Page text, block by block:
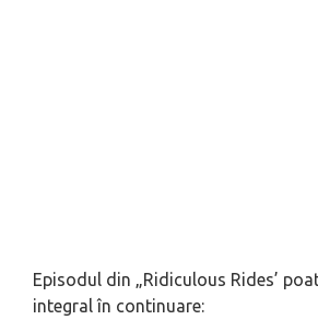
Episodul din „Ridiculous Rides’
integral în continuare: